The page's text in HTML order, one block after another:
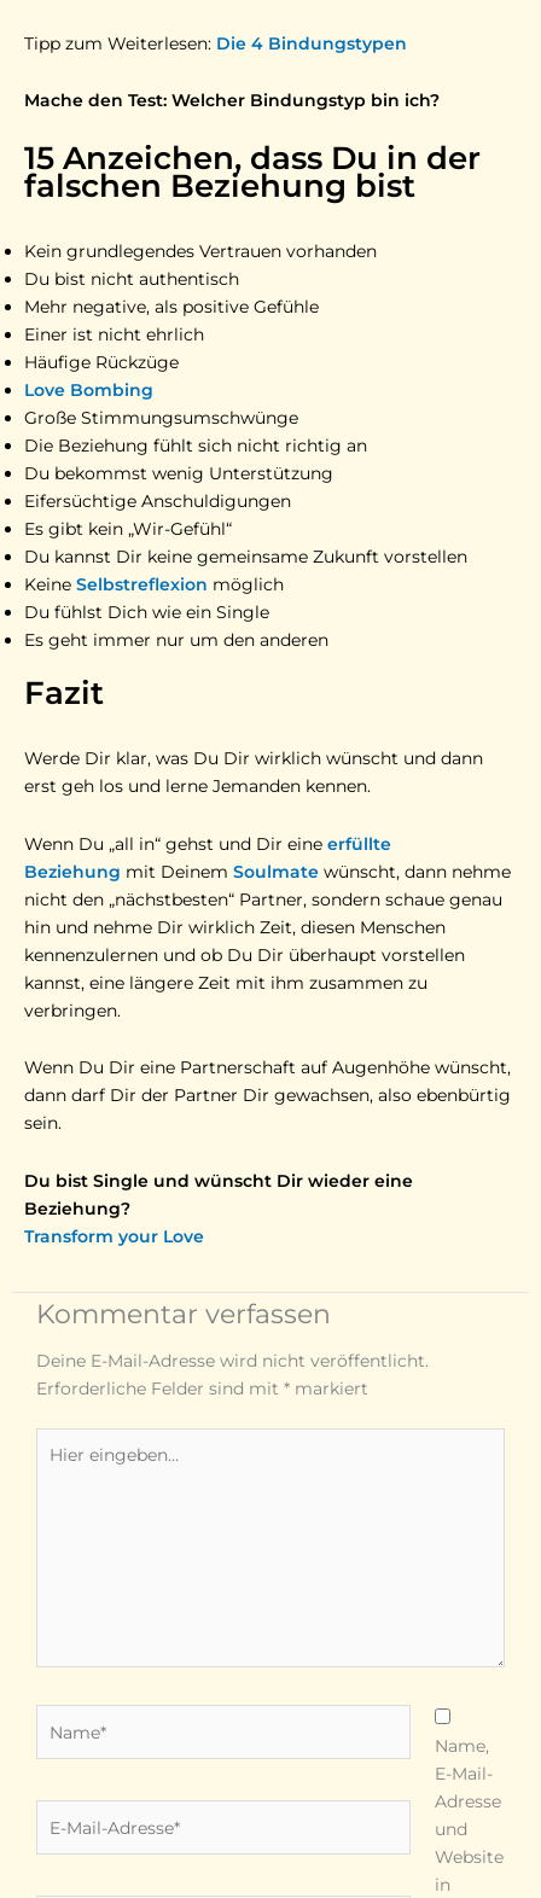
Tipp zum Weiterlesen: Die 4 Bindungstypen
Mache den Test: Welcher Bindungstyp bin ich?
15 Anzeichen, dass Du in der
falschen Beziehung bist
Kein grundlegendes Vertrauen vorhanden
Du bist nicht authentisch
Mehr negative, als positive Gefühle
Einer ist nicht ehrlich
Häufige Rückzüge
Love Bombing
Große Stimmungsumschwünge
Die Beziehung fühlt sich nicht richtig an
Du bekommst wenig Unterstützung
Eifersüchtige Anschuldigungen
Es gibt kein „Wir-Gefühl“
Du kannst Dir keine gemeinsame Zukunft vorstellen
Keine Selbstreflexion möglich
Du fühlst Dich wie ein Single
Es geht immer nur um den anderen
Fazit
Werde Dir klar, was Du Dir wirklich wünscht und dann
erst geh los und lerne Jemanden kennen.
Wenn Du „all in“ gehst und Dir eine erfüllte
Beziehung mit Deinem Soulmate wünscht, dann nehme
nicht den „nächstbesten“ Partner, sondern schaue genau
hin und nehme Dir wirklich Zeit, diesen Menschen
kennenzulernen und ob Du Dir überhaupt vorstellen
kannst, eine längere Zeit mit ihm zusammen zu
verbringen.
Wenn Du Dir eine Partnerschaft auf Augenhöhe wünscht,
dann darf Dir der Partner Dir gewachsen, also ebenbürtig
sein.
Du bist Single und wünscht Dir wieder eine
Beziehung?
Transform your Love
Kommentar verfassen
Deine E-Mail-Adresse wird nicht veröffentlicht.
Erforderliche Felder sind mit * markiert
eingeben…
Mail-
Name,
E-Mail-
Adresse
und
Website
in